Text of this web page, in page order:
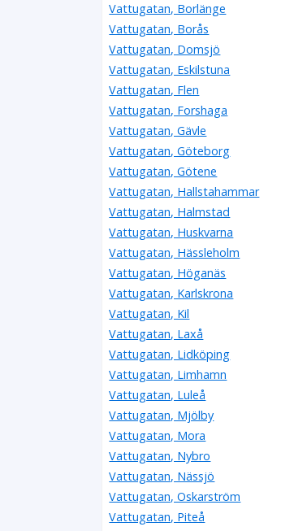
Vattugatan, Borlänge
Vattugatan, Borås
Vattugatan, Domsjö
Vattugatan, Eskilstuna
Vattugatan, Flen
Vattugatan, Forshaga
Vattugatan, Gävle
Vattugatan, Göteborg
Vattugatan, Götene
Vattugatan, Hallstahammar
Vattugatan, Halmstad
Vattugatan, Huskvarna
Vattugatan, Hässleholm
Vattugatan, Höganäs
Vattugatan, Karlskrona
Vattugatan, Kil
Vattugatan, Laxå
Vattugatan, Lidköping
Vattugatan, Limhamn
Vattugatan, Luleå
Vattugatan, Mjölby
Vattugatan, Mora
Vattugatan, Nybro
Vattugatan, Nässjö
Vattugatan, Oskarström
Vattugatan, Piteå